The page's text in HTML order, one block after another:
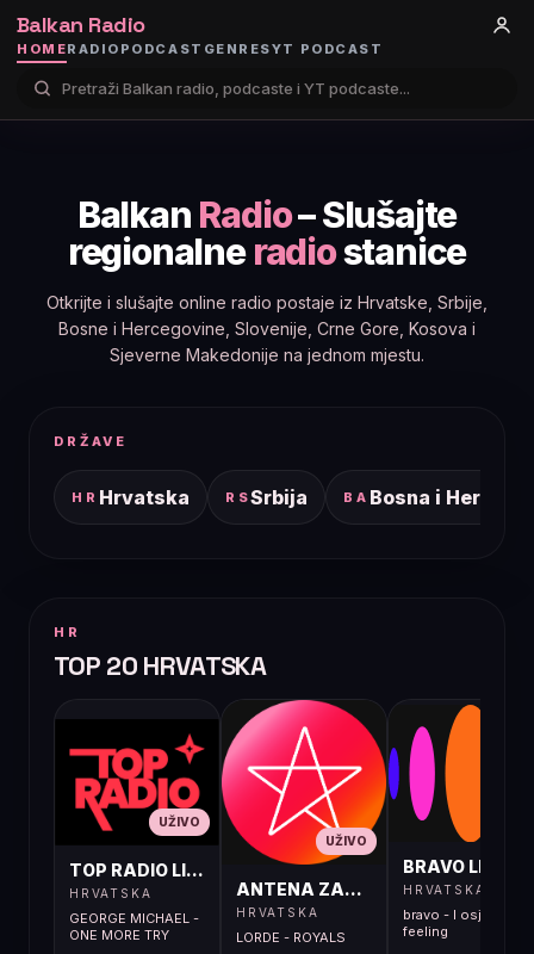
Balkan Radio
HOMERADIO PODCAST GENRESYT PODCAST
Balkan Radio– Slušajte
regionalneradiostanice
Otkrijte i slušajte online radio postaje iz Hrvatske, Srbije,
Bosne i Hercegovine, Slovenije, Crne Gore, Kosova i
Sjeverne Makedonije na jednom mjestu.
DRŽAVE
HR Hrvatska RSSrbija BA Bosna i
HR
TOP 20 HRVATSKA
UŽIVO
TOP RADIO LIVE
HRVATSKA
GEORGE MICHAEL -
ONE MORE TRY
UŽIVO
ANTENA ZAGREB LIVE
HRVATSKA
LORDE - ROYALS
BRAVO LIVE
HRVATSKA
bravo - I osjećaj i
feeling